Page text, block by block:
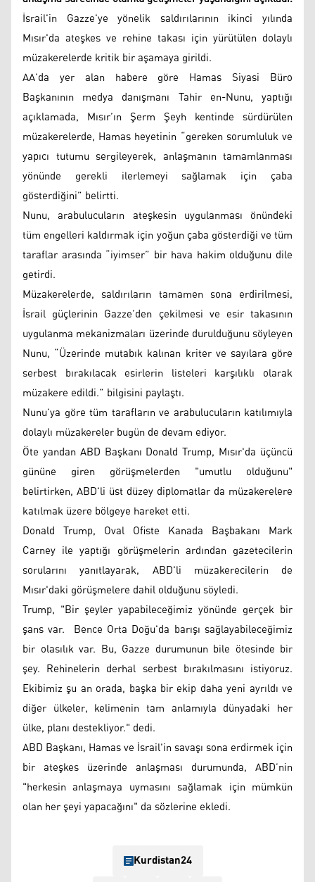
İsrail'in Gazze'ye yönelik saldırılarının ikinci yılında
Mısır'da ateşkes ve rehine takası için yürütülen dolaylı
müzakerelerde kritik bir aşamaya girildi.
AA’da yer alan habere göre Hamas Siyasi Büro
Başkanının medya danışmanı Tahir en-Nunu, yaptığı
açıklamada, Mısır’ın Şerm Şeyh kentinde sürdürülen
müzakerelerde, Hamas heyetinin “gereken sorumluluk ve
yapıcı tutumu sergileyerek, anlaşmanın tamamlanması
yönünde gerekli ilerlemeyi sağlamak için çaba
gösterdiğini” belirtti.
Nunu, arabulucuların ateşkesin uygulanması önündeki
tüm engelleri kaldırmak için yoğun çaba gösterdiği ve tüm
taraflar arasında “iyimser” bir hava hakim olduğunu dile
getirdi.
Müzakerelerde, saldırıların tamamen sona erdirilmesi,
İsrail güçlerinin Gazze’den çekilmesi ve esir takasının
uygulanma mekanizmaları üzerinde durulduğunu söyleyen
Nunu, “Üzerinde mutabık kalınan kriter ve sayılara göre
serbest bırakılacak esirlerin listeleri karşılıklı olarak
müzakere edildi.” bilgisini paylaştı.
Nunu’ya göre tüm tarafların ve arabulucuların katılımıyla
dolaylı müzakereler bugün de devam ediyor.
Öte yandan ABD Başkanı Donald Trump, Mısır'da üçüncü
gününe giren görüşmelerden "umutlu olduğunu"
belirtirken, ABD'li üst düzey diplomatlar da müzakerelere
katılmak üzere bölgeye hareket etti.
Donald Trump, Oval Ofiste Kanada Başbakanı Mark
Carney ile yaptığı görüşmelerin ardından gazetecilerin
sorularını yanıtlayarak, ABD'li müzakerecilerin de
Mısır'daki görüşmelere dahil olduğunu söyledi.
Trump, "Bir şeyler yapabileceğimiz yönünde gerçek bir
şans var. Bence Orta Doğu'da barışı sağlayabileceğimiz
bir olasılık var. Bu, Gazze durumunun bile ötesinde bir
şey. Rehinelerin derhal serbest bırakılmasını istiyoruz.
Ekibimiz şu an orada, başka bir ekip daha yeni ayrıldı ve
diğer ülkeler, kelimenin tam anlamıyla dünyadaki her
ülke, planı destekliyor." dedi.
ABD Başkanı, Hamas ve İsrail'in savaşı sona erdirmek için
bir ateşkes üzerinde anlaşması durumunda, ABD’nin
"herkesin anlaşmaya uymasını sağlamak için mümkün
olan her şeyi yapacağını" da sözlerine ekledi.
Kurdistan24